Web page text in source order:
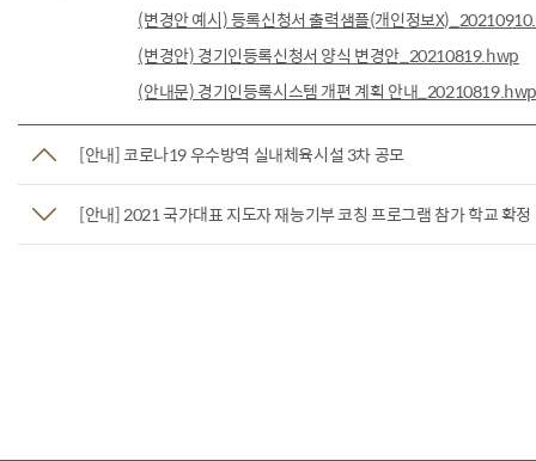
(변경안 예시) 등록신청서 출력샘플(개인정보
(변경안) 경기인등록신청서 양식 변경안_20210819.hwp
(안내문) 경기인등록시스템 개편 계획 안내
[안내] 코로나19 우수방역 실내체육시설 3차 공모
[안내] 2021 국가대표 지도자 재능기부 코칭 프로그램 참가 학교 확정